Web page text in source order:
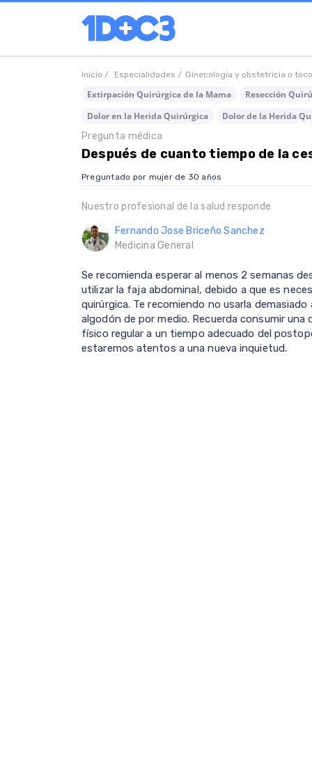
Inicio / Especialidades / Ginecología y obstetricia o
Extirpación Quirúrgica de la Mama
Resección
Dolor en la Herida Quirúrgica
Dolor de la Herida
Pregunta médica
Después de cuanto tiempo de la
Preguntado por mujer de 30 años
Nuestro profesional de la salud responde
Fernando Jose Briceño Sanchez
Medicina General
Se recomienda esperar al menos 2 semanas
utilizar la faja abdominal, debido a que es
quirúrgica. Te recomiendo no usarla
algodón de por medio. Recuerda consumir una
físico regular a un tiempo adecuado del
estaremos atentos a una nueva inquietud.